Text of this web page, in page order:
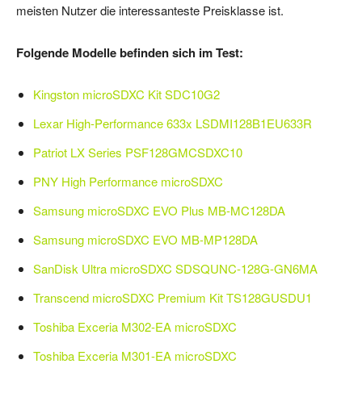
meisten Nutzer die interessanteste Preisklasse ist.
Folgende Modelle befinden sich im Test:
Kingston microSDXC Kit SDC10G2
Lexar High-Performance 633x LSDMI128B1EU633R
Patriot LX Series PSF128GMCSDXC10
PNY High Performance microSDXC
Samsung microSDXC EVO Plus MB-MC128DA
Samsung microSDXC EVO MB-MP128DA
SanDisk Ultra microSDXC SDSQUNC-128G-GN6MA
Transcend microSDXC Premium Kit TS128GUSDU1
Toshiba Exceria M302-EA microSDXC
Toshiba Exceria M301-EA microSDXC